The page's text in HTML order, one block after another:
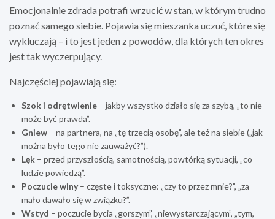
Emocjonalnie zdrada potrafi wrzucić w stan, w którym trudno
poznać samego siebie. Pojawia się mieszanka uczuć, które się
wykluczają – i to jest jeden z powodów, dla których ten okres
jest tak wyczerpujący.
Najczęściej pojawiają się:
Szok i odrętwienie – jakby wszystko działo się za szybą, „to nie
może być prawda”.
Gniew – na partnera, na „tę trzecią osobę”, ale też na siebie („jak
można było tego nie zauważyć?”).
Lęk – przed przyszłością, samotnością, powtórką sytuacji, „co
ludzie powiedzą”.
Poczucie winy– częste i toksyczne: „czy to przez mnie?”, „za
mało dawało się w związku?”.
Wstyd – poczucie bycia „gorszym”, „niewystarczającym”, „tym,